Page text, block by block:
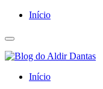
Início
Início